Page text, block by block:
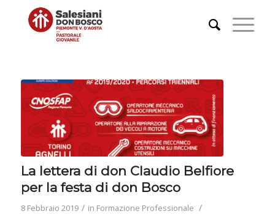
La lettera di don Claudio Belfiore
per la festa di don Bosco
8 Febbraio 2019 / in Formazione Professionale /